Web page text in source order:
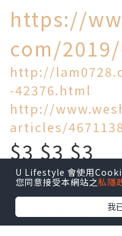
https://
com/
http://
-42376.html
http://
articles/4671138
$3 $3 $3
買到乜!
今時今日
U Lifestyle 會使用
您同意接受本網站之私隱
我